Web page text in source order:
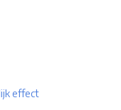
effect